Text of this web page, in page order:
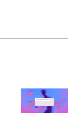
我们在准备这些
施，但对于此处表
使用本文 100 字
性的。整篇文章的